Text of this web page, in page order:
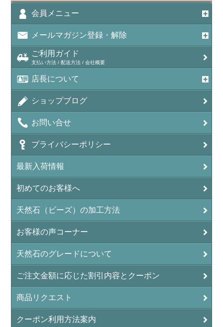
会員メニュー
メールマガジン登録・解除
ご利用ガイド
支払い方法 / 配送方法 / 会社概要
店長について
ショップブログ
お問い合せ
プライバシーポリシー
最新入荷情報
初めてのお客様へ
天然石（ビーズ）の加工方法
お客様の声コーナー
天然石のグレードについて
ご注文金額に応じた割引内容とクーポン
商品リクエスト
クーポン利用方法案内